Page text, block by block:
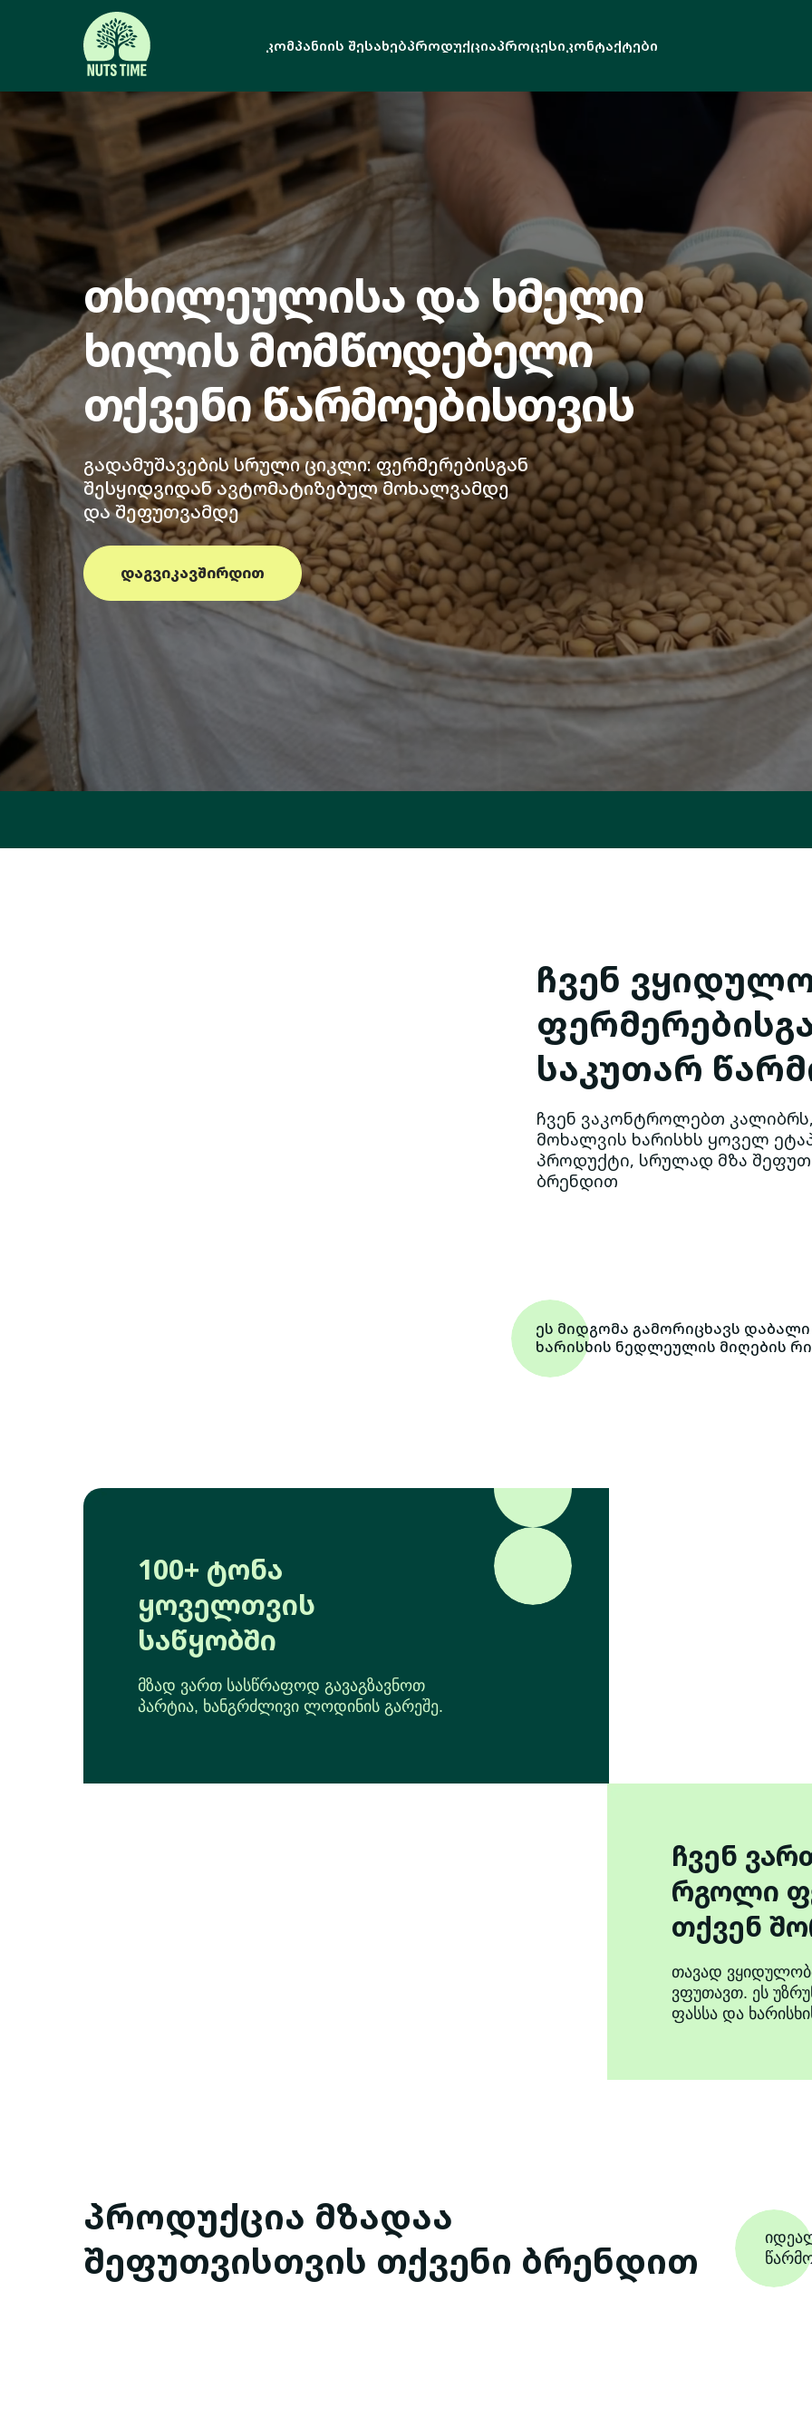
კომპანიის შესახებპროდუქციაპროცესიკონტაქტები
თხილეულისა და ხმელი
ხილის მომწოდებელი
თქვენი წარმოებისთვის
გადამუშავების სრული ციკლი: ფერმერებისგან
შესყიდვიდან ავტომატიზებულ მოხალვამდე
და შეფუთვამდე
დაგვიკავშირდით
ეს მიდგომა გამორიცხავს დაბალი
ხარისხის ნედლეულის მიღების
ჩვენ
საკუთარ
ჩვენ ვაკონტროლებთ
მოხალვის ხარისხს ყოველ
პროდუქტი, სრულად მზა
ბრენდით
100+ ტონა
ყოველთვის
საწყობში
მზად ვართ სასწრაფოდ გავაგზავნოთ
პარტია, ხანგრძლივი ლოდინის გარეშე.
ჩვენ
რგოლი
თქვენ
თავად
ვფუთავთ. ეს
ფასსა და
პროდუქცია მზადაა
შეფუთვისთვის თქვენი ბრენდით